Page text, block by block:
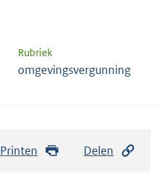
Rubriek
omgevingsvergunning
Printen Delen